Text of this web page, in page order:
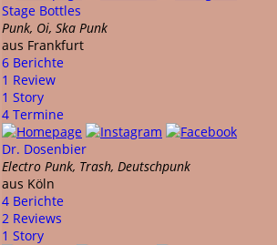
Stage Bottles
Punk, Oi, Ska Punk
aus Frankfurt
6 Berichte
1 Review
1 Story
4 Termine
Dr. Dosenbier
Electro Punk, Trash, Deutschpunk
aus Köln
4 Berichte
2 Reviews
1 Story